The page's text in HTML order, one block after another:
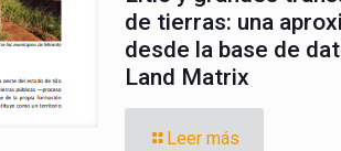
de tierras: una
desde la base de
Land Matrix
Leer más